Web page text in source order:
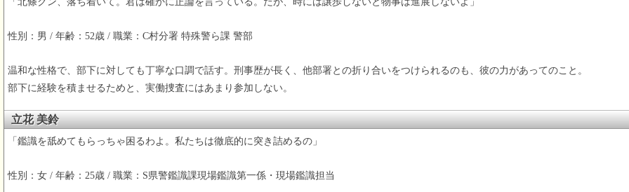
性別：男 / 年齢：52歳 / 職業：C村分署 特殊警ら課 警部
温和な性格で、部下に対しても丁寧な口調で話す。刑事歴が長く、他部署との折り合いをつけられるのも、彼の力があってのこと。
部下に経験を積ませるためと、実働捜査にはあまり参加しない。
立花 美鈴
「鑑識を舐めてもらっちゃ困るわよ。私たちは徹底的に突き詰めるの」
性別：女 / 年齢：25歳 / 職業：S県警鑑識課現場鑑識第一係・現場鑑識担当